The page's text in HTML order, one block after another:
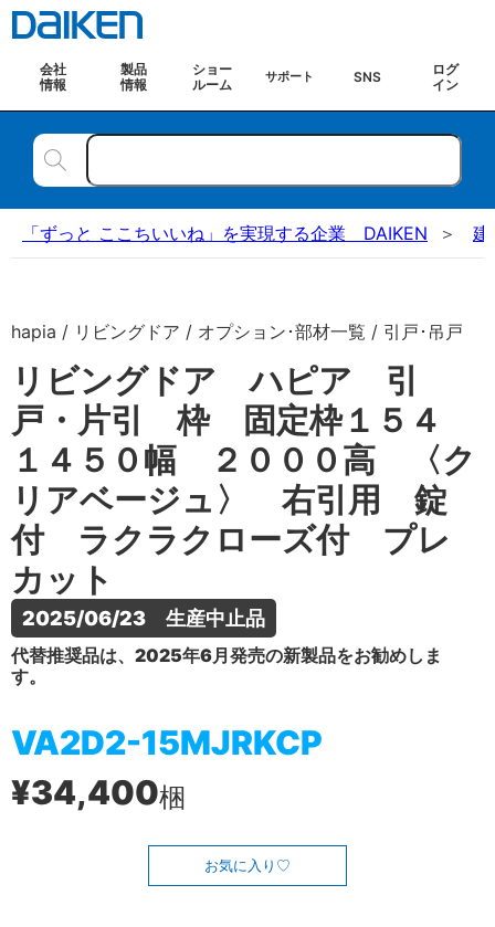
会社
情報
製品
情報
ショー
ルーム
サポート SNS
ログ
イン
「ずっと ここちいいね」を実現する企業 DAIKEN 建
hapia / リビングドア / オプション･部材一覧 / 引戸･吊戸
リビングドア ハピア 引
戸・片引 枠 固定枠１５４
１４５０幅 ２０００高 〈ク
リアベージュ〉 右引用 錠
付 ラクラクローズ付 プレ
カット
2025/06/23　生産中止品
代替推奨品は、2025年6月発売の新製品をお勧めしま
す。
VA2D2-15MJRKCP
¥34,400梱
お気に入り